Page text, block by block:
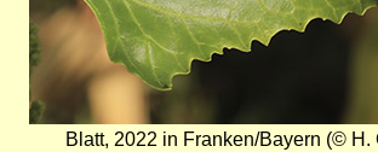
Blatt, 2022 in Franken/Bayern (© H.